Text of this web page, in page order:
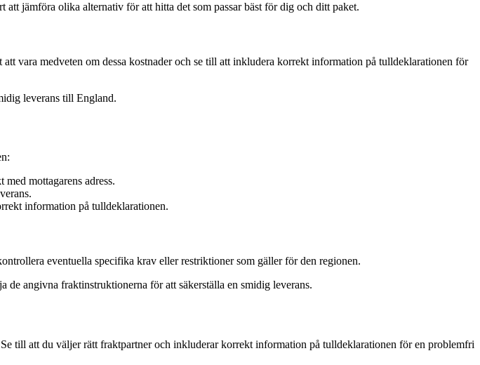
jämföra olika alternativ för att hitta det som passar bäst för dig och ditt paket.
vara medveten om dessa kostnader och se till att inkludera korrekt information på tulldeklarationen för
leverans till England.
mottagarens adress.
information på tulldeklarationen.
eventuella specifika krav eller restriktioner som gäller för den regionen.
angivna fraktinstruktionerna för att säkerställa en smidig leverans.
till att du väljer rätt fraktpartner och inkluderar korrekt information på tulldeklarationen för en problemfri